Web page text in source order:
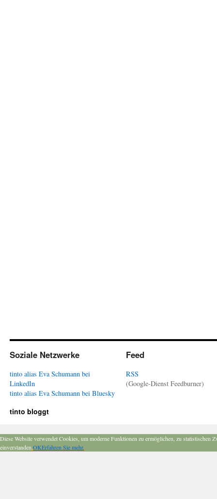
Soziale Netzwerke
tinto alias Eva Schumann bei
LinkedIn
tinto alias Eva Schumann bei Bluesky
Feed
RSS
(Google-Dienst Feedburner)
tinto bloggt
Diese Website verwendet Cookies, um moderne Funktionen zu ermöglichen, zu
einverstanden.OKErfahren Sie mehr.